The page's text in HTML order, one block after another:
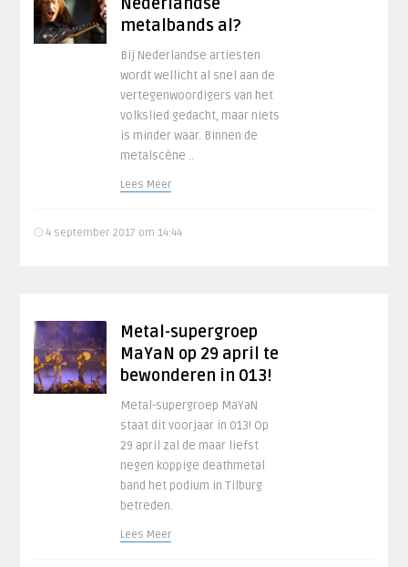
metalbands al?
Bij Nederlandse artiesten
wordt wellicht al snel aan de
vertegenwoordigers van het
volkslied gedacht, maar niets
is minder waar. Binnen de
metalscène ..
Lees Meer
4 september 2017 om 14:44
Metal-supergroep
MaYaN op 29 april te
bewonderen in 013!
Metal-supergroep MaYaN
staat dit voorjaar in 013! Op
29 april zal de maar liefst
negen koppige deathmetal
band het podium in Tilburg
betreden.
Lees Meer